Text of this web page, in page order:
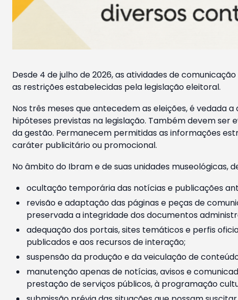
Desde 4 de julho de 2026, as atividades de
as restrições estabelecidas pela legislação eleitoral.
Nos três meses que antecedem as eleições, é vedada
hipóteses previstas na legislação. Também devem ser
da gestão. Permanecem permitidas as informações
caráter publicitário ou promocional.
No âmbito do Ibram e de suas unidades museológicas,
ocultação temporária das notícias e publicações
revisão e adaptação das páginas e peças de
preservada a integridade dos documentos
adequação dos portais, sites temáticos e perfis
publicados e aos recursos de interação;
suspensão da produção e da veiculação de
manutenção apenas de notícias, avisos e
prestação de serviços públicos, à programação